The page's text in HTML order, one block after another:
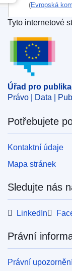
(Evropská
Témata:
Téma:
rovnost žen a
Tištěná
Released on
vlastní
Úřad pro
Tyto internetové
Úřad pro
Právo | Data |
Potřebujete
Kontaktní údaje
Mapa stránek
Sledujte nás
LinkedIn
Právní
Právní